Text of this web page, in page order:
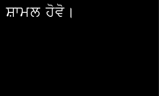
ਸ਼ਾਮਲ ਹੋਵੋ।